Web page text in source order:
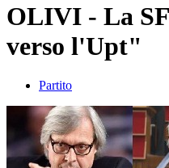
OLIVI - La
verso l'Upt"
Partito